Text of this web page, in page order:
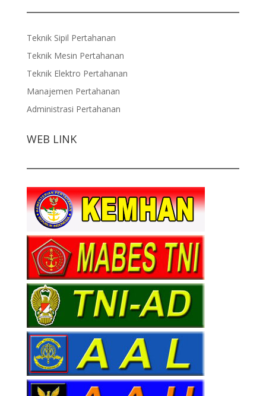
Teknik Sipil Pertahanan
Teknik Mesin Pertahanan
Teknik Elektro Pertahanan
Manajemen Pertahanan
Administrasi Pertahanan
WEB LINK